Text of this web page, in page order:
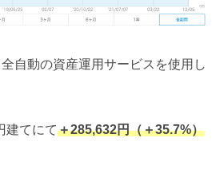
自動の資産運用サービスを使用し
建てにて＋285,632円（＋35.7%）